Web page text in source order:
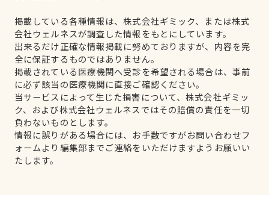
掲載している各種情報は、株式会社ギミック、または株式
会社ウェルネスが調査した情報をもとにしています。
出来るだけ正確な情報掲載に努めておりますが、内容を完
全に保証するものではありません。
掲載されている医療機関へ受診を希望される場合は、事前
に必ず該当の医療機関に直接ご確認ください。
当サービスによって生じた損害について、株式会社ギミッ
ク、および株式会社ウェルネスではその賠償の責任を一切
負わないものとします。
情報に誤りがある場合には、お手数ですがお問い合わせフ
ォームより編集部までご連絡をいただけますようお願いい
たします。